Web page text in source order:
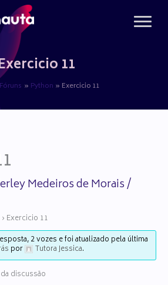
11
Fóruns Python Exercicio 11
Medeiros de Morais/
› Exercicio 11
2 vozes e foi atualizado pela última
por Tutora Jessica.
discussão